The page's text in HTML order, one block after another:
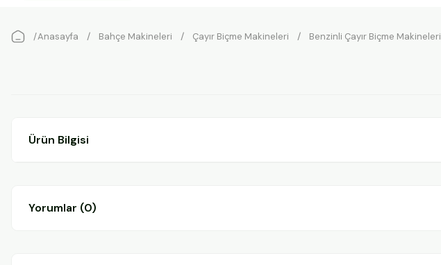
Anasayfa Bahçe Makineleri Çayır Biçme Makineleri Benzinli Çayır Biçme Makineleri
Ürün Bilgisi
Yorumlar (0)